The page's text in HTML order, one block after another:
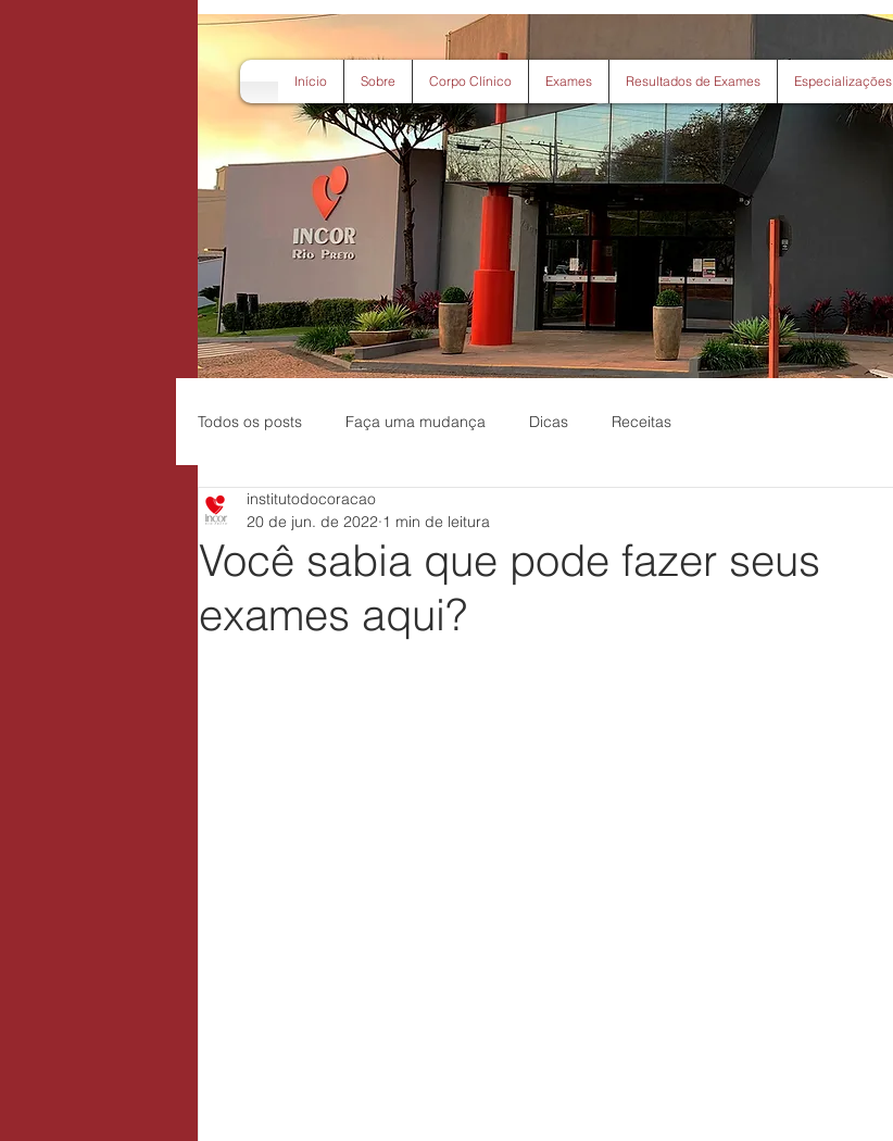
Início Sobre Corpo Clínico Exames Resultados de Exames Especializações
Todos os posts Faça uma mudança Dicas Receitas
Você sabia que pode fazer seus
exames aqui?
institutodocoracao
20 de jun. de 2022 1 min de leitura